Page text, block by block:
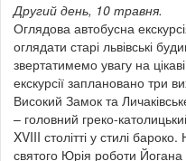
Другий день, 10 травня.
Оглядова автобусна
оглядати старі львівські
звертатимемо увагу на
екскурсії заплановано три
Високий Замок та
– головний греко-
XVIII столітті у стилі
святого Юрія роботи